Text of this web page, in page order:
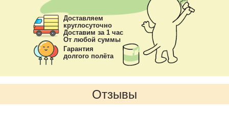
Доставляем
круглосуточно
Доставим за 1 час
От любой суммы
Гарантия
долгого полёта
Отзывы